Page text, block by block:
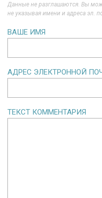
Данные не разглашаются. Вы
не указывая имени и адреса эл.
ВАШЕ ИМЯ
АДРЕС ЭЛЕКТРОННОЙ
ТЕКСТ КОММЕНТАРИЯ